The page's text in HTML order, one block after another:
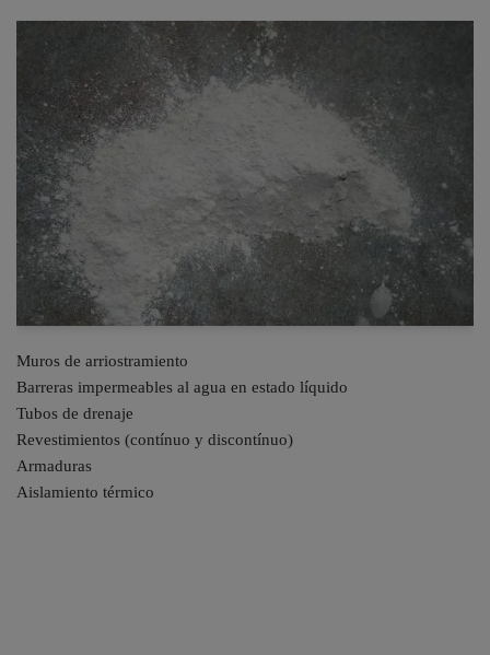
Muros de arriostramiento
Barreras impermeables al agua en estado líquido
Tubos de drenaje
Revestimientos (contínuo y discontínuo)
Armaduras
Aislamiento térmico